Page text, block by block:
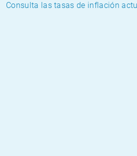
Consulta las tasas de inflación